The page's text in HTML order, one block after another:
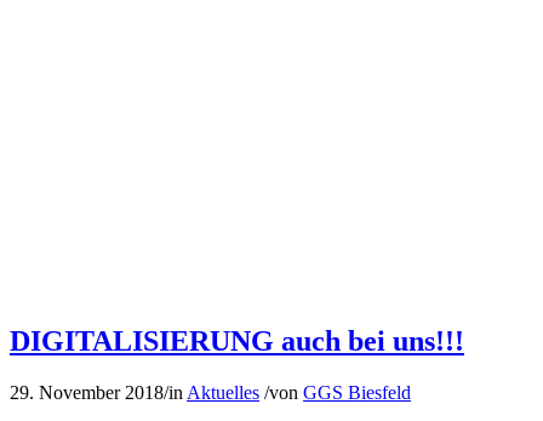
DIGITALISIERUNG auch bei uns!!!
29. November 2018/in Aktuelles /von GGS Biesfeld